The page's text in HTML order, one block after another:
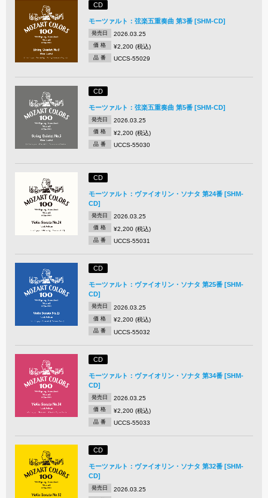
CD
モーツァルト：弦楽五重奏曲 第3番 [SHM-CD]
発売日 2026.03.25
価 格 ¥2,200 (税込)
品 番 UCCS-55029
CD
モーツァルト：弦楽五重奏曲 第5番 [SHM-CD]
発売日 2026.03.25
価 格 ¥2,200 (税込)
品 番 UCCS-55030
CD
モーツァルト：ヴァイオリン・ソナタ 第24番 [SHM-
CD]
発売日 2026.03.25
価 格 ¥2,200 (税込)
品 番 UCCS-55031
CD
モーツァルト：ヴァイオリン・ソナタ 第25番 [SHM-
CD]
発売日 2026.03.25
価 格 ¥2,200 (税込)
品 番 UCCS-55032
CD
モーツァルト：ヴァイオリン・ソナタ 第34番 [SHM-
CD]
発売日 2026.03.25
価 格 ¥2,200 (税込)
品 番 UCCS-55033
CD
モーツァルト：ヴァイオリン・ソナタ 第32番 [SHM-
CD]
発売日 2026.03.25